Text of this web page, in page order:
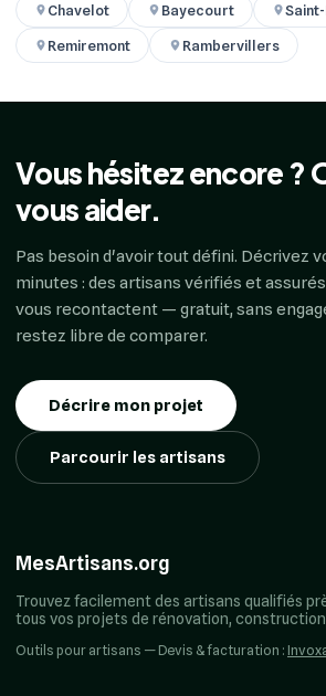
Chavelot
Bayecourt
Remiremont
Rambervillers
Vous hésitez encore ?
vous aider.
Pas besoin d'avoir tout défini. Décrivez
minutes : des artisans vérifiés et
vous recontactent — gratuit, sans
restez libre de comparer.
Décrire mon projet
Parcourir les artisans
MesArtisans.org
Trouvez facilement des artisans qualifiés
tous vos projets de rénovation,
Outils pour artisans — Devis & facturation :